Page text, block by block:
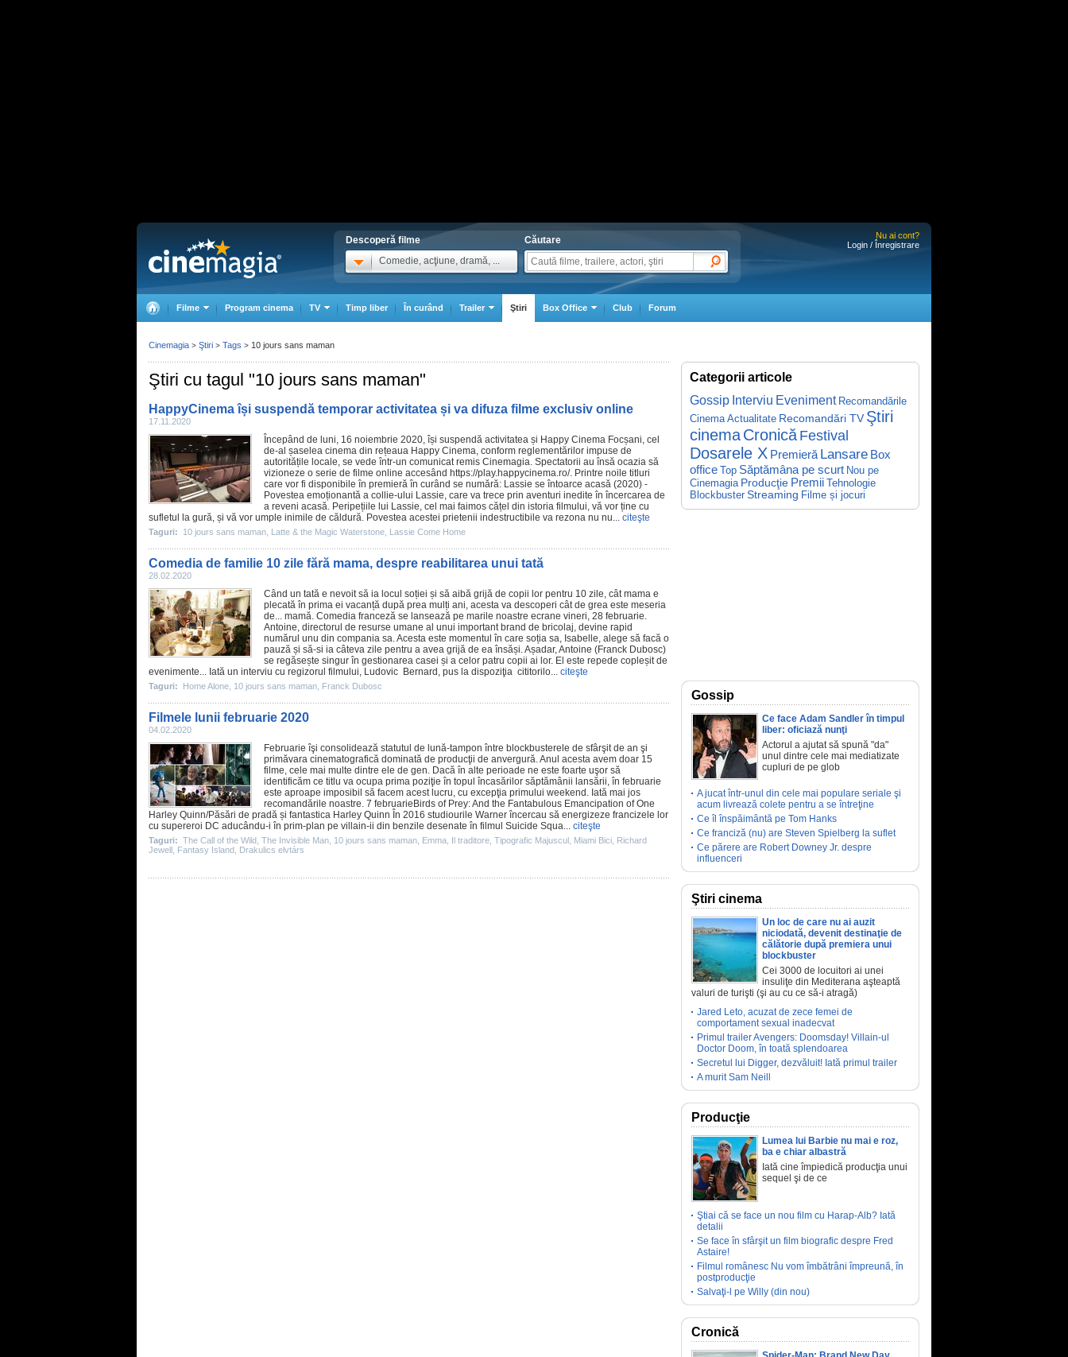
Descoperă filme
Comedie, acţiune, dramă, ...
Căutare
Nu ai cont?
Login / Înregistrare
Filme Program cinema TV Timp liber În curând Trailer Ştiri Box Office Club Forum
Ştiri cu tagul "10 jours sans maman"
HappyCinema își suspendă temporar activitatea și va difuza filme exclusiv online
17.11.2020
Începând de luni, 16 noiembrie 2020, își suspendă activitatea și Happy Cinema Focșani, cel
de-al șaselea cinema din rețeaua Happy Cinema, conform reglementărilor impuse de
autoritățile locale, se vede într-un comunicat remis Cinemagia. Spectatorii au însă ocazia să
vizioneze o serie de filme online accesând https://play.happycinema.ro/. Printre noile titluri
care vor fi disponibile în premieră în curând se numără: Lassie se întoarce acasă (2020) -
Povestea emoționantă a collie-ului Lassie, care va trece prin aventuri inedite în încercarea de
a reveni acasă. Peripețiile lui Lassie, cel mai faimos cățel din istoria filmului, vă vor ține cu
sufletul la gură, și vă vor umple inimile de căldură. Povestea acestei prietenii indestructibile va rezona nu nu... citeşte
Taguri: 10 jours sans maman Latte & the Magic Waterstone Lassie Come Home
Comedia de familie 10 zile fără mama, despre reabilitarea unui tată
28.02.2020
Când un tată e nevoit să ia locul soției și să aibă grijă de copii lor pentru 10 zile, cât mama e
plecată în prima ei vacanță după prea mulți ani, acesta va descoperi cât de grea este meseria
de... mamă. Comedia franceză se lansează pe marile noastre ecrane vineri, 28 februarie.
Antoine, directorul de resurse umane al unui important brand de bricolaj, devine rapid
numărul unu din compania sa. Acesta este momentul în care soția sa, Isabelle, alege să facă o
pauză și să-si ia câteva zile pentru a avea grijă de ea însăși. Așadar, Antoine (Franck Dubosc)
se regăsește singur în gestionarea casei și a celor patru copii ai lor. El este repede copleșit de
evenimente... Iată un interviu cu regizorul filmului, Ludovic Bernard, pus la dispoziţia cititorilo... citeşte
Taguri: Home Alone 10 jours sans maman Franck Dubosc
Filmele lunii februarie 2020
04.02.2020
Februarie îşi consolidează statutul de lună-tampon între blockbusterele de sfârşit de an şi
primăvara cinematografică dominată de producţii de anvergură. Anul acesta avem doar 15
filme, cele mai multe dintre ele de gen. Dacă în alte perioade ne este foarte uşor să
identificăm ce titlu va ocupa prima poziţie în topul încasărilor săptămânii lansării, în februarie
este aproape imposibil să facem acest lucru, cu excepţia primului weekend. Iată mai jos
recomandările noastre. 7 februarie Birds of Prey: And the Fantabulous Emancipation of One
Harley Quinn/Păsări de pradă și fantastica Harley Quinn În 2016 studiourile Warner încercau să energizeze francizele lor
cu supereroi DC aducându-i în prim-plan pe villain-ii din benzile desenate în filmul Suicide Squa... citeşte
Taguri: The Call of the Wild The Invisible Man 10 jours sans maman Emma Il traditore Tipografic Majuscul Miami Bici Richard
Jewell Fantasy Island Drakulics elvtárs
Categorii articole
Gossip Interviu Eveniment Recomandările
Cinema Actualitate Recomandări TV Ştiri
cinemaCronicăFestival
Dosarele X Premieră Lansare Box
office Top Săptămâna pe scurt Nou pe
Cinemagia Producţie Premii Tehnologie
Blockbuster Streaming Filme și jocuri
Gossip
Ce face Adam Sandler în timpul
liber: oficiază nunţi
Actorul a ajutat să spună "da"
unul dintre cele mai mediatizate
cupluri de pe glob
A jucat într-unul din cele mai populare seriale şi
acum livrează colete pentru a se întreţine
Ce îl înspăimântă pe Tom Hanks
Ce franciză (nu) are Steven Spielberg la suflet
Ce părere are Robert Downey Jr. despre
influenceri
Ştiri cinema
Un loc de care nu ai auzit
niciodată, devenit destinaţie de
călătorie după premiera unui
blockbuster
Cei 3000 de locuitori ai unei
insuliţe din Mediterana aşteaptă
valuri de turişti (şi au cu ce să-i atragă)
Jared Leto, acuzat de zece femei de
comportament sexual inadecvat
Primul trailer Avengers: Doomsday! Villain-ul
Doctor Doom, în toată splendoarea
Secretul lui Digger, dezvăluit! Iată primul trailer
A murit Sam Neill
Producţie
Lumea lui Barbie nu mai e roz,
ba e chiar albastră
Iată cine împiedică producţia unui
sequel şi de ce
Ştiai că se face un nou film cu Harap-Alb? Iată
detalii
Se face în sfârşit un film biografic despre Fred
Astaire!
Filmul românesc Nu vom îmbătrâni împreună, în
postproducţie
Salvaţi-l pe Willy (din nou)
Cronică
Cinemagia > Ştiri > Tags > 10 jours sans maman